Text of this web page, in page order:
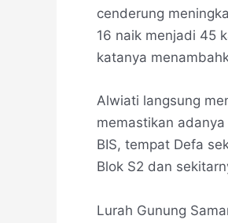
cenderung
16 naik menjadi 45
katanya
Alwiati langsung
memastikan
BIS, tempat Defa
Blok S2 dan
Lurah Gunung